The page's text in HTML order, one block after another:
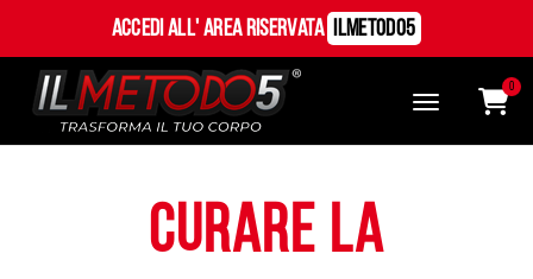
Accedi all' Area Riservata ILMetodo5
0
curare la